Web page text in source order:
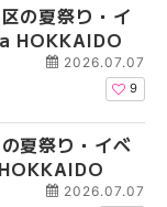
の夏祭り・イ
HOKKAIDO
2026.07.07
9
夏祭り・イベ
2026.07.07
年夏 札幌市西区
とめ | MouLa
年最新】札幌
ン｜オープン日
公園から穴場テ
年最新】札幌
ン｜オープン日
公園から穴場テ
年夏 札幌市北区
とめ | MouLa